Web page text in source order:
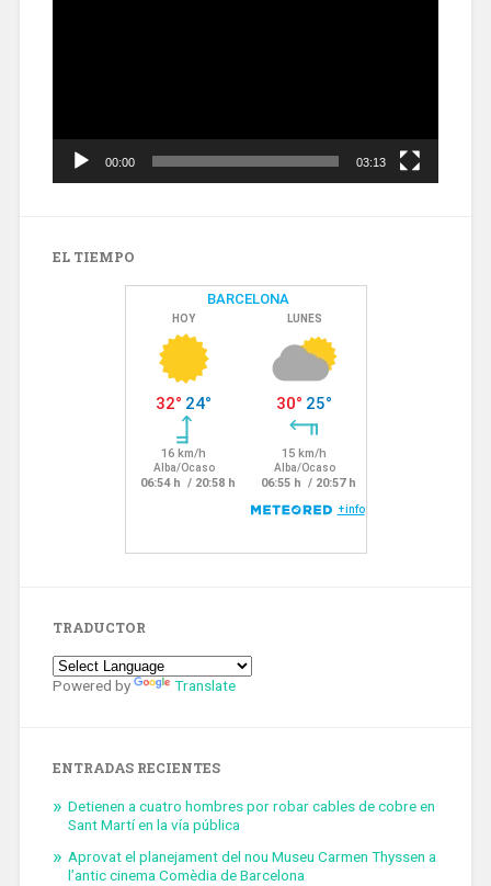
00:00 03:13
EL TIEMPO
TRADUCTOR
Powered by Translate
ENTRADAS RECIENTES
Detienen a cuatro hombres por robar cables de cobre en
Sant Martí en la vía pública
Aprovat el planejament del nou Museu Carmen Thyssen a
l’antic cinema Comèdia de Barcelona